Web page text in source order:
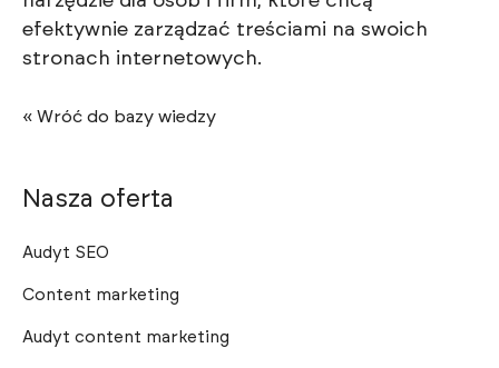
efektywnie zarządzać treściami na swoich
stronach internetowych.
« Wróć do bazy wiedzy
Nasza oferta
Audyt SEO
Content marketing
Audyt content marketing